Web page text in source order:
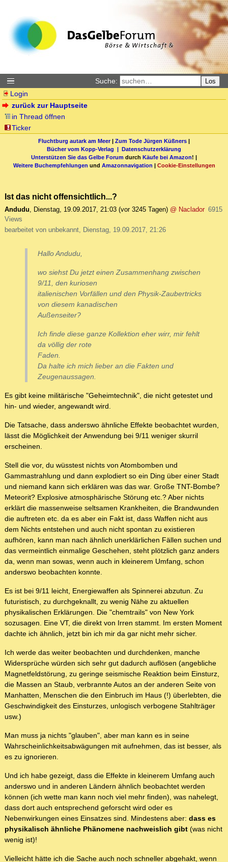
Suche: Los
Login
zurück zur Hauptseite
in Thread öffnen
Ticker
Fluchtburg autark am Meer| Zum Tode Jürgen Küßners |
Bücher vom Kopp-Verlag | Datenschutzerklärung
Unterstützen Sie das Gelbe Forum durch Käufe bei Amazon! |
Weitere Buchempfehlungen und Amazonnavigation | Cookie-Einstellungen
Ist das nicht offensichtlich...?
Andudu, Dienstag, 19.09.2017, 21:03 (vor 3245 Tagen) @ Naclador 6915
Views
bearbeitet von unbekannt, Dienstag, 19.09.2017, 21:26
Hallo Andudu,
wo siehst Du jetzt einen Zusammenhang zwischen
9/11, den kuriosen
italienischen Vorfällen und den Physik-Zaubertricks
von diesem kanadischen
Außenseiter?
Ich finde diese ganze Kollektion eher wirr, mir fehlt
da völlig der rote
Faden.
Da halte ich mich lieber an die Fakten und
Zeugenaussagen.
Es gibt keine militärische "Geheimtechnik", die nicht getestet und
hin- und wieder, angewandt wird.
Die Tatsache, dass anderswo ähnliche Effekte beobachtet wurden,
lässt die Möglichkeit der Anwendung bei 9/11 weniger skurril
erscheinen.
Stell die vor, du wüsstest nichts von Atombomben und
Gammastrahlung und dann explodiert so ein Ding über einer Stadt
und niemand kann sich erklären was das war. Große TNT-Bombe?
Meteorit? Explosive atmosphärische Störung etc.? Aber nichts
erklärt die massenweise seltsamen Krankheiten, die Brandwunden
die auftreten etc. da es aber ein Fakt ist, dass Waffen nicht aus
dem Nichts entstehen und auch nicht spontan zu existieren
aufhören, kann man nach ähnlich unerklärlichen Fällen suchen und
das vermeintlich einmalige Geschehen, steht plötzlich ganz anders
da, wenn man sowas, wenn auch in kleinerem Umfang, schon
anderswo beobachten konnte.
Es ist bei 9/11 leicht, Energiewaffen als Spinnerei abzutun. Zu
futuristisch, zu durchgeknallt, zu wenig Nähe zu aktuellen
physikalischen Erklärungen. Die "chemtrails" von New York
sozusagen. Eine VT, die direkt von Irren stammt. Im ersten Moment
dachte ich ähnlich, jetzt bin ich mir da gar nicht mehr sicher.
Ich werde das weiter beobachten und durchdenken, manche
Widersprüche würden sich sehr gut dadurch auflösen (angebliche
Magnetfeldstörung, zu geringe seismische Reaktion beim Einsturz,
die Massen an Staub, verbrannte Autos an der anderen Seite von
Manhatten, Menschen die den Einbruch im Haus (!) überlebten, die
Geschwindigkeit des Einsturzes, unlogisch verbogene Stahlträger
usw.)
Man muss ja nichts "glauben", aber man kann es in seine
Wahrscheinlichkeitsabwägungen mit aufnehmen, das ist besser, als
es zu ignorieren.
Und ich habe gezeigt, dass die Effekte in kleinerem Umfang auch
anderswo und in anderen Ländern ähnlich beobachtet werden
können (ich wette man kann noch viel mehr finden), was nahelegt,
dass dort auch entsprechend geforscht wird oder es
Nebenwirkungen eines Einsatzes sind. Mindestens aber: dass es
physikalisch ähnliche Phänomene nachweislich gibt (was nicht
wenig ist)!
Vielleicht hätte ich die Sache auch noch schneller abgehakt, wenn